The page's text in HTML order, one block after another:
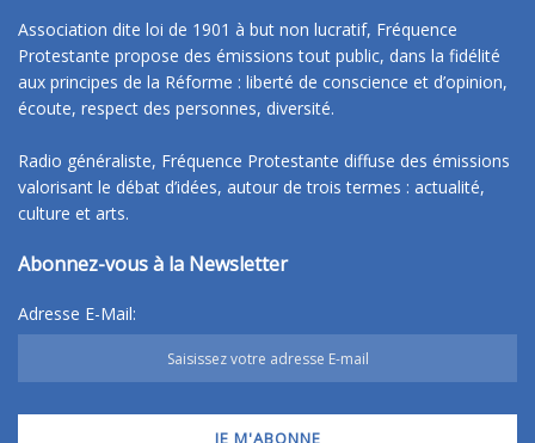
Association dite loi de 1901 à but non lucratif, Fréquence
Protestante propose des émissions tout public, dans la fidélité
aux principes de la Réforme : liberté de conscience et d’opinion,
écoute, respect des personnes, diversité.
Radio généraliste, Fréquence Protestante diffuse des émissions
valorisant le débat d’idées, autour de trois termes : actualité,
culture et arts.
Abonnez-vous à la Newsletter
Adresse E-Mail: